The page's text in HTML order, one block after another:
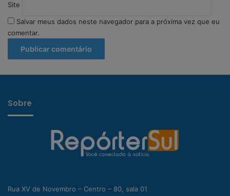
Site
Salvar meus dados neste navegador para a próxima vez que eu
comentar.
Sobre
Rua XV de Novembro – Centro – 80, sala 01